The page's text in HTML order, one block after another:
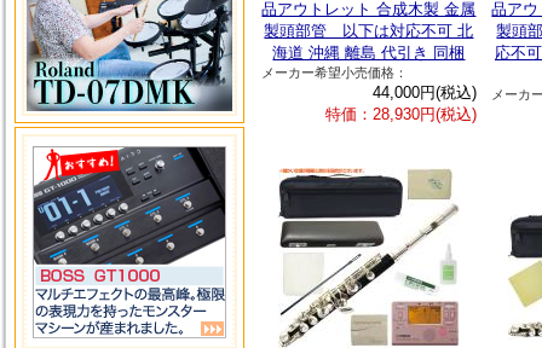
品アウトレット 合成木製 金属
製頭部管 以下は対応不可 北
海道 沖縄 離島 代引き 同梱
メーカー希望小売価格：
44,000円(税込)
特価：28,930円(税込)
品ア
製頭
応不
メーカ